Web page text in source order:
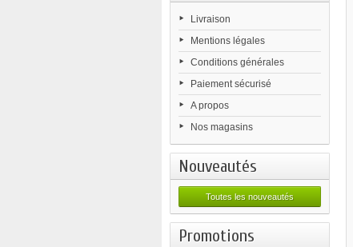
Livraison
Mentions légales
Conditions générales
Paiement sécurisé
A propos
Nos magasins
Nouveautés
Toutes les nouveautés
Promotions